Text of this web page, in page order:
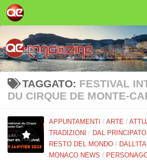
Salta al contenuto
TAGGATO: FESTIVAL
DU CIRQUE DE MONTE-
APPUNTAMENTI / ARTE /
TRADIZIONI / DAL
RESTO DEL MONDO /
MONACO NEWS /